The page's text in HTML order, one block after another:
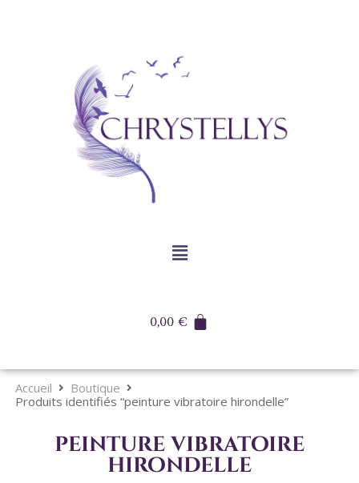
0,00€
Accueil
Boutique
Produits identifiés “peinture vibratoire hirondelle”
peinture vibratoire
hirondelle